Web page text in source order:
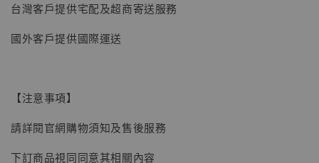
台灣客戶提供宅配及超商寄送服務
國外客戶提供國際運送
【注意事項】
請詳閱官網購物須知及售後服務
下訂商品視同同意其相關內容